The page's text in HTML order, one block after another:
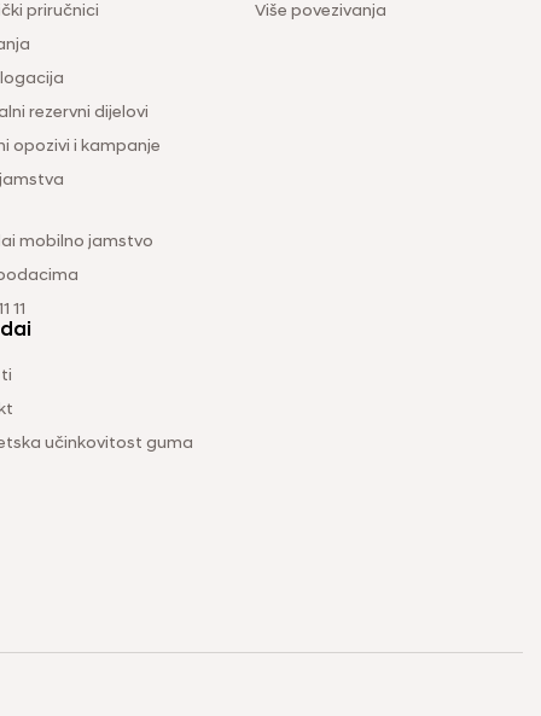
priručnici
rezervni dijelovi
opozivi i kampanje
mobilno jamstvo
11
Više povezivanja
učinkovitost guma